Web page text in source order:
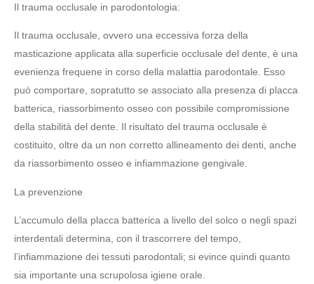
Il trauma occlusale in parodontologia:
Il trauma occlusale, ovvero una eccessiva forza della
masticazione applicata alla superficie occlusale del dente, è una
evenienza frequene in corso della malattia parodontale. Esso
può comportare, sopratutto se associato alla presenza di placca
batterica, riassorbimento osseo con possibile compromissione
della stabilità del dente. Il risultato del trauma occlusale è
costituito, oltre da un non corretto allineamento dei denti, anche
da riassorbimento osseo e infiammazione gengivale.
La prevenzione
L’accumulo della placca batterica a livello del solco o negli spazi
interdentali determina, con il trascorrere del tempo,
l’infiammazione dei tessuti parodontali; si evince quindi quanto
sia importante una scrupolosa igiene orale.